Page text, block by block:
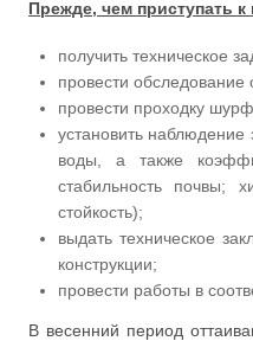
Прежде, чем приступать
получить техническое
провести
провести проходку
установить наблюдение
воды, а также
стабильность почвы;
стойкость);
выдать техническое
конструкции;
провести работы в
В весенний период